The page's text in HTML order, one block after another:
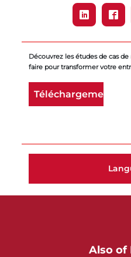
Découvrez les études de cas
faire pour transformer votre
Téléchargement
Also of